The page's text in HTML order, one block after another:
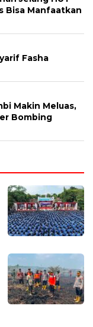
Bisa Manfaatkan
Fasha
Makin Meluas,
Bombing